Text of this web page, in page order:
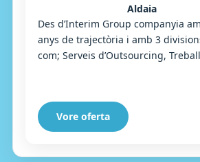
Aldaia
Des d’Interim Group companyia
anys de trajectòria i amb 3
com; Serveis d’Outsourcing,
Vore oferta